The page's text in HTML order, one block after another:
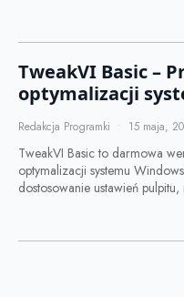
TweakVI Basic –
optymalizacji
Redakcja Programki 15 maja,
TweakVI Basic to darmowa
optymalizacji systemu
dostosowanie ustawień